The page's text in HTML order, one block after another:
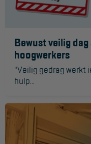
Hoogwerkers
Knikarmhoogwerkers
Spinhoogwerkers
Masthoogwerkers
Autohoogwerkers
Bewust veilig
hoogwerkers
"Veilig gedrag werkt
hulp...